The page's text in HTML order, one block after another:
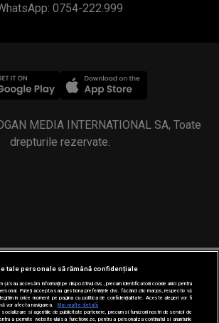
0754-222.999
MEDIA INTERNATIONAL SA, Toate
drepturile rezervate.
tale personale să rămână confidențiale
și/sau accesăm informații pe dispozitivul dvs., precum identificatorii cookie unici pentru
Puteți accepta sau gestiona preferințele dvs. făcând clic mai jos, respectiv vă
în orice moment pe pagina cu politica de confidențialitate. Aceste alegeri vor fi
vor afecta navigarea.
Mai multe detalii
socializare si agentiile de publicitate partenere, precum si furnizorii nostri de servicii de
a permite website-ului sa functioneze, pentru a personaliza continutul si anunturile